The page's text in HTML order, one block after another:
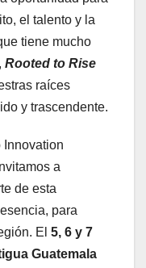
el talento y la
tiene mucho
Rooted to Rise
raíces
y trascendente.
Innovation
a
de esta
para
El 5, 6 y 7
Guatemala